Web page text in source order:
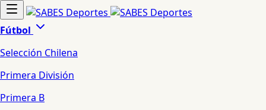
Fútbol
Selección Chilena
Primera División
Primera B